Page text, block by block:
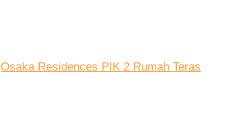
Osaka Residences PIK 2 Rumah Teras